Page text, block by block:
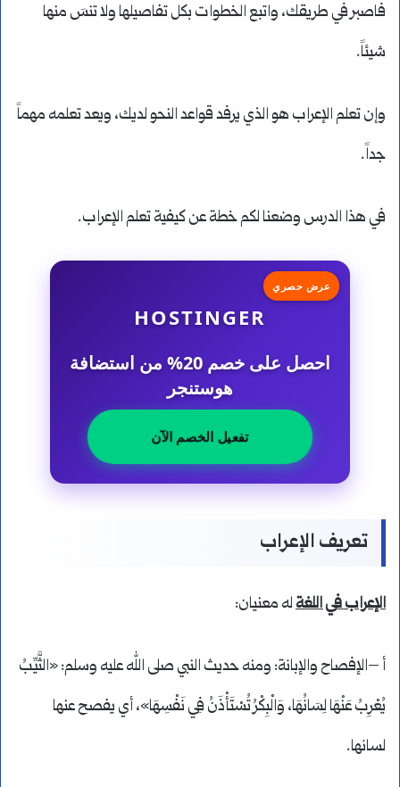
فاصبر في طريقك، واتبع الخطوات بكل تفاصيلها ولا تنسَ منها
شيئاً.
وإن تعلم الإعراب هو الذي يرفد قواعد النحو لديك، ويعد تعلمه مهماً
جداً.
في هذا الدرس وضعنا لكم خطة عن كيفية تعلم الإعراب.
عرض حصري
HOSTINGER
احصل على خصم 20% من استضافة
هوستنجر
تفعيل الخصم الآن
تعريف الإعراب
الإعراب في اللغةله معنيان:
أ –الإفصاح والإبانة: ومنه حديث النبي صلى الله عليه وسلم: «الثَّيِّبُ
يُعْرِبُ عَنْهَا لِسَانُهَا، وَالْبِكْرُ تُسْتَأْذَنُ فِي نَفْسِهَا»، أي يفصح عنها
لسانها.